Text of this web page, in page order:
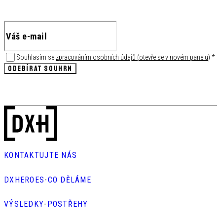
Souhlasím se zpracováním osobních údajů (otevře se v novém panelu) *
ODEBÍRAT SOUHRN
KONTAKTUJTE NÁS
DXHEROES-CO DĚLÁME
VÝSLEDKY- POSTŘEHY